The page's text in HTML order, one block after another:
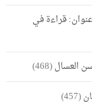
قراءة في
العسال(468)
(457)